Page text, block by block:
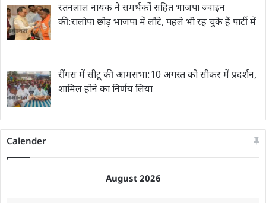
रतनलाल नायक ने समर्थकों सहित भाजपा ज्वाइन
की:रालोपा छोड़ भाजपा में लौटे, पहले भी रह चुके हैं पार्टी में
रींगस में सीटू की आमसभा:10 अगस्त को सीकर में प्रदर्शन,
शामिल होने का निर्णय लिया
Calender
August 2026